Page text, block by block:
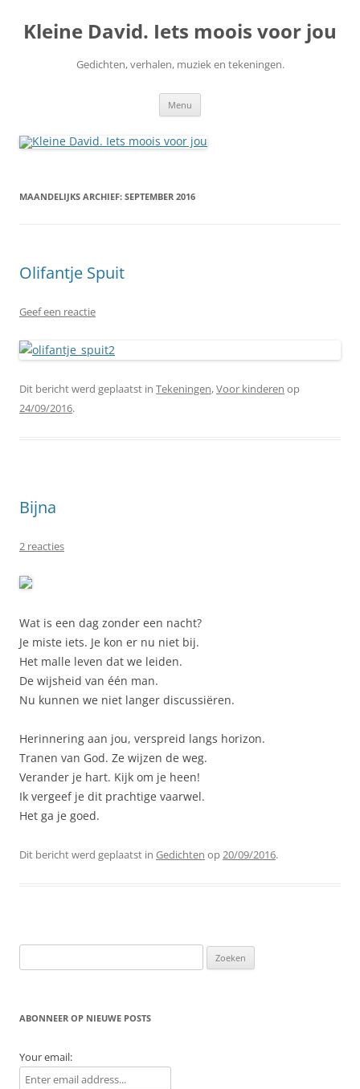
de
inhoud
Kleine David. Iets moois voor jou
Gedichten, verhalen, muziek en tekeningen.
Menu
MAANDELIJKS ARCHIEF: SEPTEMBER 2016
Olifantje Spuit
Geef een reactie
Dit bericht werd geplaatst in Tekeningen,Voor kinderen op
24/09/2016.
Bijna
2 reacties
Wat is een dag zonder een nacht?
Je miste iets. Je kon er nu niet bij.
Het malle leven dat we leiden.
De wijsheid van één man.
Nu kunnen we niet langer discussiëren.
Herinnering aan jou, verspreid langs horizon.
Tranen van God. Ze wijzen de weg.
Verander je hart. Kijk om je heen!
Ik vergeef je dit prachtige vaarwel.
Het ga je goed.
Dit bericht werd geplaatst in Gedichten op20/09/2016.
naar:
ABONNEER OP NIEUWE POSTS
Your email: